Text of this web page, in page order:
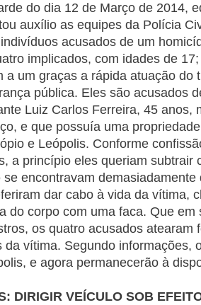
do dia 12 de Março de 2014,
auxílio as equipes da Polícia
acusados de um
implicados, com idades de
a um graças a rápida atuação do
pública. Eles são acusados
Luiz Carlos Ferreira, 45 anos,
e que possuía uma
e Leópolis. Conforme
a princípio eles queriam subtrair
encontravam demasiadamente
dar cabo à vida da vítima,
do corpo com uma faca. Que em
os quatro acusados atearam
da vítima. Segundo informações,
e agora permanecerão à
DIRIGIR VEÍCULO SOB